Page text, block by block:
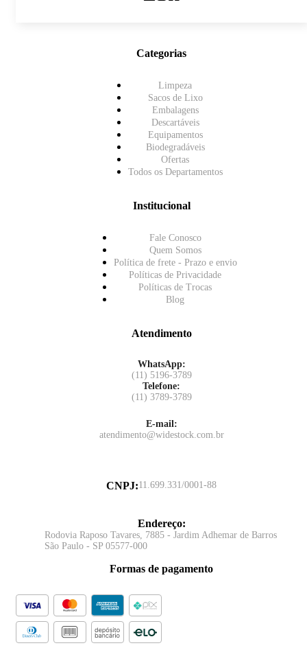
Categorias
Limpeza
Sacos de Lixo
Embalagens
Descartáveis
Equipamentos
Biodegradáveis
Ofertas
Todos os Departamentos
Institucional
Fale Conosco
Quem Somos
Política de frete - Prazo e envio
Políticas de Privacidade
Políticas de Trocas
Blog
Atendimento
WhatsApp:
(11) 5196-3789
Telefone:
(11) 3789-3789
E-mail:
atendimento@widestock.com.br
CNPJ:11.699.331/0001-88
Endereço:
Rodovia Raposo Tavares, 7885 - Jardim Adhemar de Barros
São Paulo - SP 05577-000
Formas de pagamento